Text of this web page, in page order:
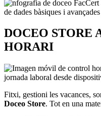
DOCEO STORE
HORARI
Fitxi, gestioni les vacances,
Doceo Store. Tot en una